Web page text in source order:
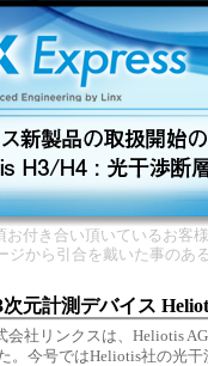
お付き合い頂いているお客
ジから引合を戴いた事のあ
元計測デバイス
会社リンクスは、Heliotis
。今号ではHeliotis社の光